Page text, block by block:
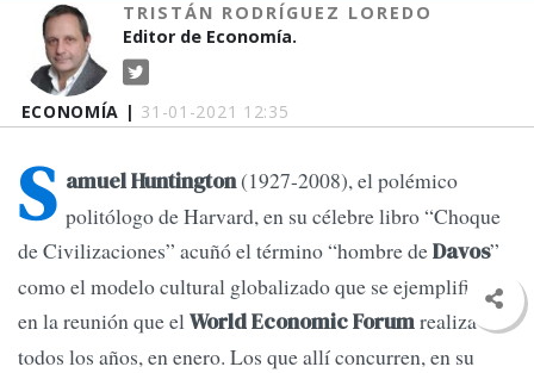
ECONOMÍA | 31-01-2021 12:35
TRISTÁN RODRÍGUEZ LOREDO
Editor de Economía.
S amuel Huntington(1927-2008), el polémico
politólogo de Harvard, en su célebre libro “Choque
de Civilizaciones” acuñó el término “hombre deDavos”
como el modelo cultural globalizado que se ejemplificaba
en la reunión que elWorld Economic Forumrealiza
todos los años, en enero. Los que allí concurren, en su